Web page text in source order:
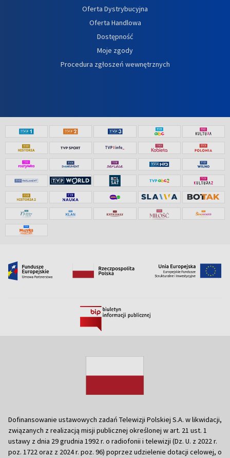
Oferta Dystrybucyjna
Oferta Handlowa
Dostępność
Moje zgody
Procedura zgłoszeń wewnętrznych
Dofinansowanie ustawowych zadań Telewizji Polskiej S.A. w likwidacji,
związanych z realizacją misji publicznej określonej w art. 21 ust. 1
ustawy z dnia 29 grudnia 1992 r. o radiofonii i telewizji (Dz. U. z 2022 r.
poz. 1722 oraz z 2024 r. poz. 96) poprzez udzielenie dotacji celowej, o